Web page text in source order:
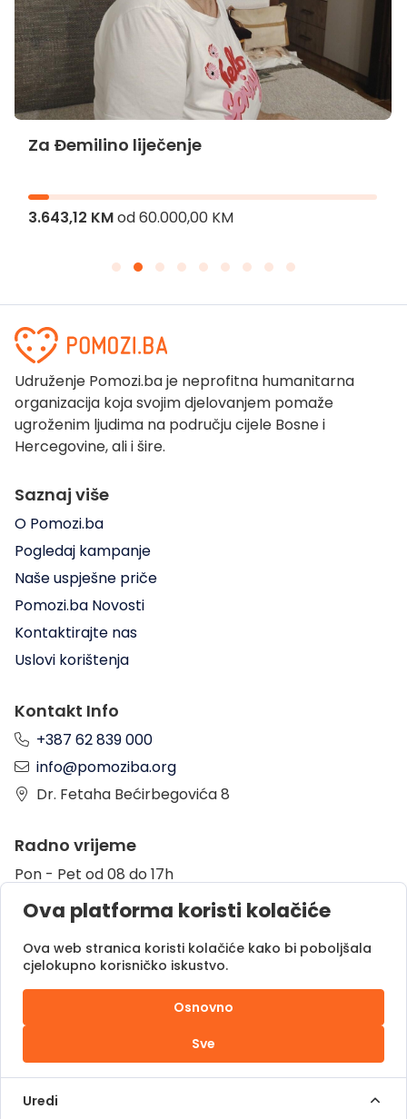
Za Đemilino liječenje
3.643,12 KMod60.000,00 KM
Udruženje Pomozi.ba je neprofitna humanitarna
organizacija koja svojim djelovanjem pomaže
ugroženim ljudima na području cijele Bosne i
Hercegovine, ali i šire.
Saznaj više
O Pomozi.ba
Pogledaj kampanje
Naše uspješne priče
Pomozi.ba Novosti
Kontaktirajte nas
Uslovi korištenja
Kontakt Info
+387 62 839 000
info@pomoziba.org
Dr. Fetaha Bećirbegovića 8
Radno vrijeme
Pon - Pet od 08 do 17h
Sub od 10 do 17h
Nedjelja - neradni dan
Donacije putem
Powered by
Ova platforma koristi kolačiće
Ova web stranica koristi kolačiće kako bi poboljšala
cjelokupno korisničko iskustvo.
Osnovno
Sve
Uredi